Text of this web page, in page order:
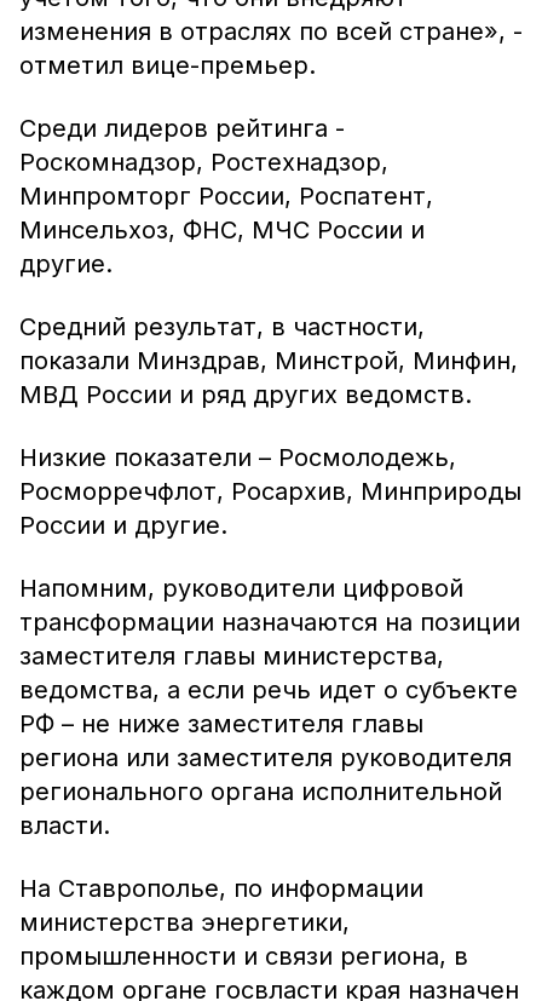
изменения в отраслях по всей стране», -
отметил вице-премьер.
Среди лидеров рейтинга -
Роскомнадзор, Ростехнадзор,
Минпромторг России, Роспатент,
Минсельхоз, ФНС, МЧС России и
другие.
Средний результат, в частности,
показали Минздрав, Минстрой, Минфин,
МВД России и ряд других ведомств.
Низкие показатели – Росмолодежь,
Росморречфлот, Росархив, Минприроды
России и другие.
Напомним, руководители цифровой
трансформации назначаются на позиции
заместителя главы министерства,
ведомства, а если речь идет о субъекте
РФ – не ниже заместителя главы
региона или заместителя руководителя
регионального органа исполнительной
власти.
На Ставрополье, по информации
министерства энергетики,
промышленности и связи региона, в
каждом органе госвласти края назначен